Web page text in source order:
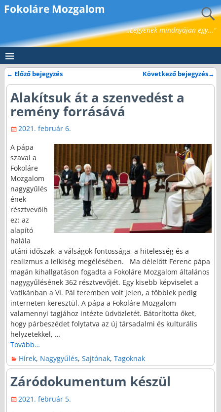
Fokoláre Mozgalom
„Legyenek mindnyájan egy..."
Bejegyzés navigáció
← Előző bejegyzés Következő bejegyzés→
Alakítsuk át a szenvedést a
remény forrásává
2021. február 6.
A pápa
szavai a
Fokoláre
Mozgalom
nagygyűlés
ének
résztvevőih
ez: az
alapító
halála
utáni időszak, a válságok fontossága, a hitelesség és a
realizmus a lelkiség megélésében. Ma délelőtt Ferenc pápa
magán kihallgatáson fogadta a Fokoláre Mozgalom általános
nagygyűlésének 362 résztvevőjét. Egy kisebb képviselet a
Vatikánban a VI. Pál teremben volt jelen, a többiek pedig
interneten keresztül. A pápa a Fokoláre Mozgalom
valamennyi tagjához intézte üdvözletét. Bátorította őket,
hogy párbeszédet folytatva az új társadalmi és kulturális
helyzetekkel, …
Tovább…
Hírek, Nagygyűlés,Sajtónak,Tagoknak
Záródokumentum készül
2021. február 5.